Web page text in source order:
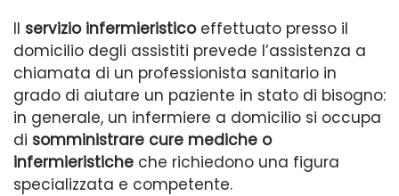
Il servizio infermieristicoeffettuato presso il
domicilio degli assistiti prevede l’assistenza a
chiamata di un professionista sanitario in
grado di aiutare un paziente in stato di bisogno:
in generale, un infermiere a domicilio si occupa
di somministrare cure mediche o
infermieristiche che richiedono una figura
specializzata e competente.